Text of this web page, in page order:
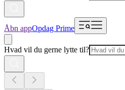
Åbn appOpdag Prime
Hvad vil du gerne lytte til?